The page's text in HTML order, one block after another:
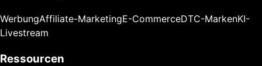
WerbungAffiliate-MarketingE-CommerceDTC-MarkenKI-
Livestream
Ressourcen